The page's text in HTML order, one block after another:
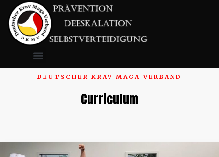
DEUTSCHER KRAV MAGA VERBAND
Curriculum